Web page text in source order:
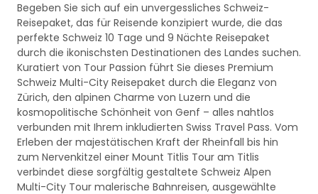
Begeben Sie sich auf ein unvergessliches Schweiz-
Reisepaket, das für Reisende konzipiert wurde, die das
perfekte Schweiz 10 Tage und 9 Nächte Reisepaket
durch die ikonischsten Destinationen des Landes suchen.
Kuratiert von Tour Passion führt Sie dieses Premium
Schweiz Multi-City Reisepaket durch die Eleganz von
Zürich, den alpinen Charme von Luzern und die
kosmopolitische Schönheit von Genf – alles nahtlos
verbunden mit Ihrem inkludierten Swiss Travel Pass. Vom
Erleben der majestätischen Kraft der Rheinfall bis hin
zum Nervenkitzel einer Mount Titlis Tour am Titlis
verbindet diese sorgfältig gestaltete Schweiz Alpen
Multi-City Tour malerische Bahnreisen, ausgewählte